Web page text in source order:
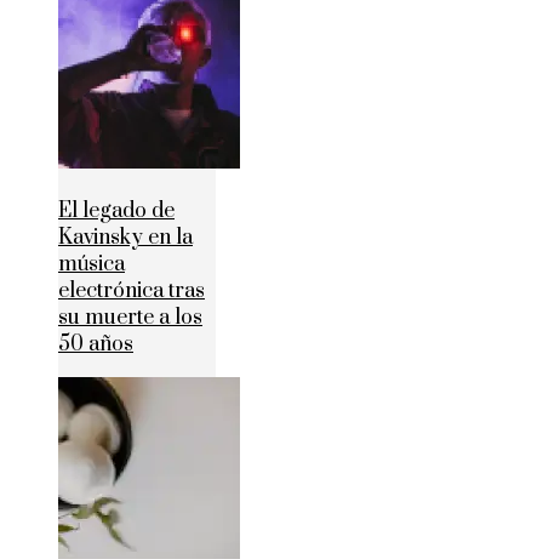
El legado de
Kavinsky en la
música
electrónica tras
su muerte a los
50 años